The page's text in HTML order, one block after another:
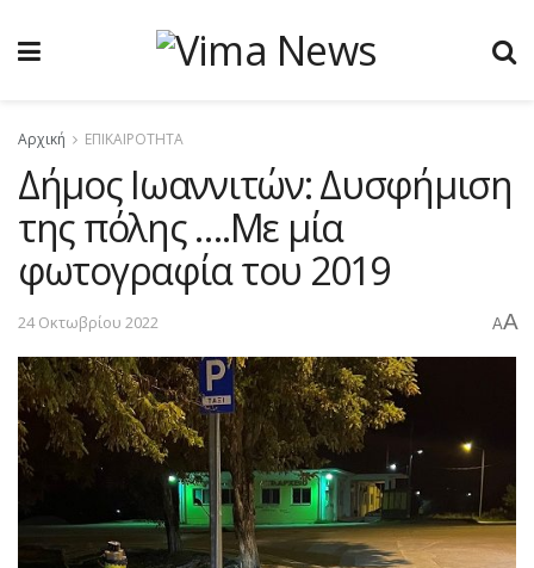
Αρχική ΕΠΙΚΑΙΡΟΤΗΤΑ
Δήμος Ιωαννιτών: Δυσφήμιση
της πόλης ….Με μία
φωτογραφία του 2019
24 Οκτωβρίου 2022 AA